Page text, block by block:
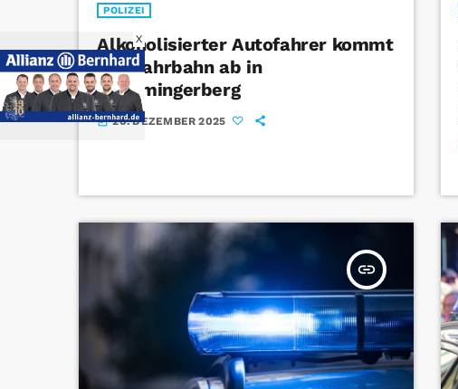
POLIZEI
Alkoholisierter Autofahrer kommt
von Fahrbahn ab in
Memmingerberg
today 20. DEZEMBER 2025
insert_link
X